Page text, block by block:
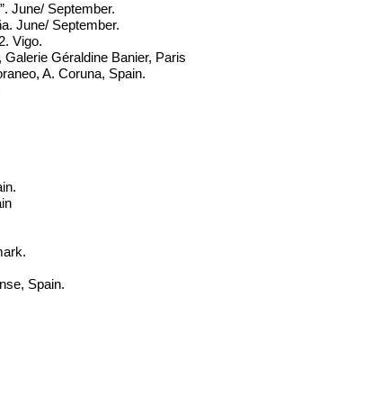
June/ September.
June/ September.
Vigo.
Géraldine Banier, Paris
A. Coruna, Spain.
Spain.